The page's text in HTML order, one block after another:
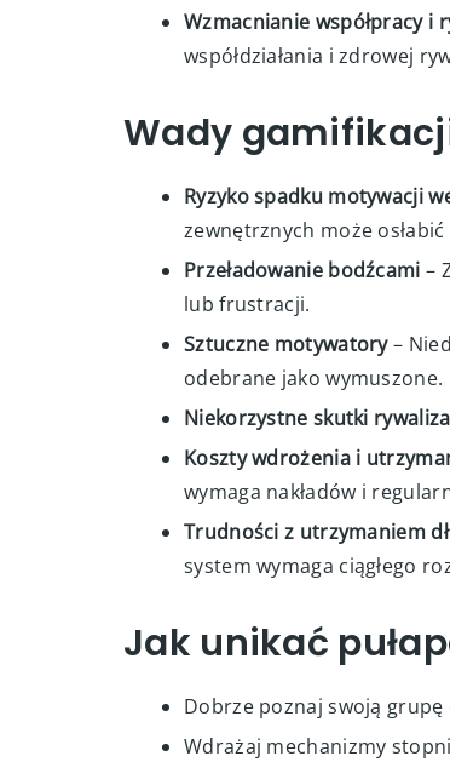
własnych rezultatów.
Budowanie pozytywnych
Wzmacnianie współpracy i
Wady
Ryzyko spadku motywacji
zewnętrznych może
Przeładowanie bodźcami–
lub frustracji.
Sztuczne motywatory–
odebrane jako wymuszone.
Niekorzystne skutki
Koszty wdrożenia i
Trudności z utrzymaniem